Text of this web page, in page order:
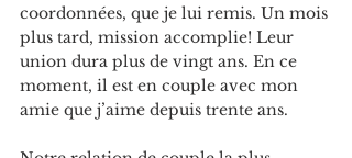
coordonnées, que je lui remis. Un mois
plus tard, mission accomplie! Leur
union dura plus de vingt ans. En ce
moment, il est en couple avec mon
amie que j’aime depuis trente ans.